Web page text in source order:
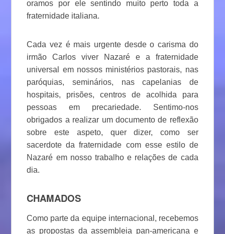
oramos por ele sentindo muito perto toda a
fraternidade italiana.
Cada vez é mais urgente desde o carisma do
irmão Carlos viver Nazaré e a fraternidade
universal em nossos ministérios pastorais, nas
paróquias, seminários, nas capelanias de
hospitais, prisões, centros de acolhida para
pessoas em precariedade. Sentimo-nos
obrigados a realizar um documento de reflexão
sobre este aspeto, quer dizer, como ser
sacerdote da fraternidade com esse estilo de
Nazaré em nosso trabalho e relações de cada
dia.
CHAMADOS
Como parte da equipe internacional, recebemos
as propostas da assembleia pan-americana e